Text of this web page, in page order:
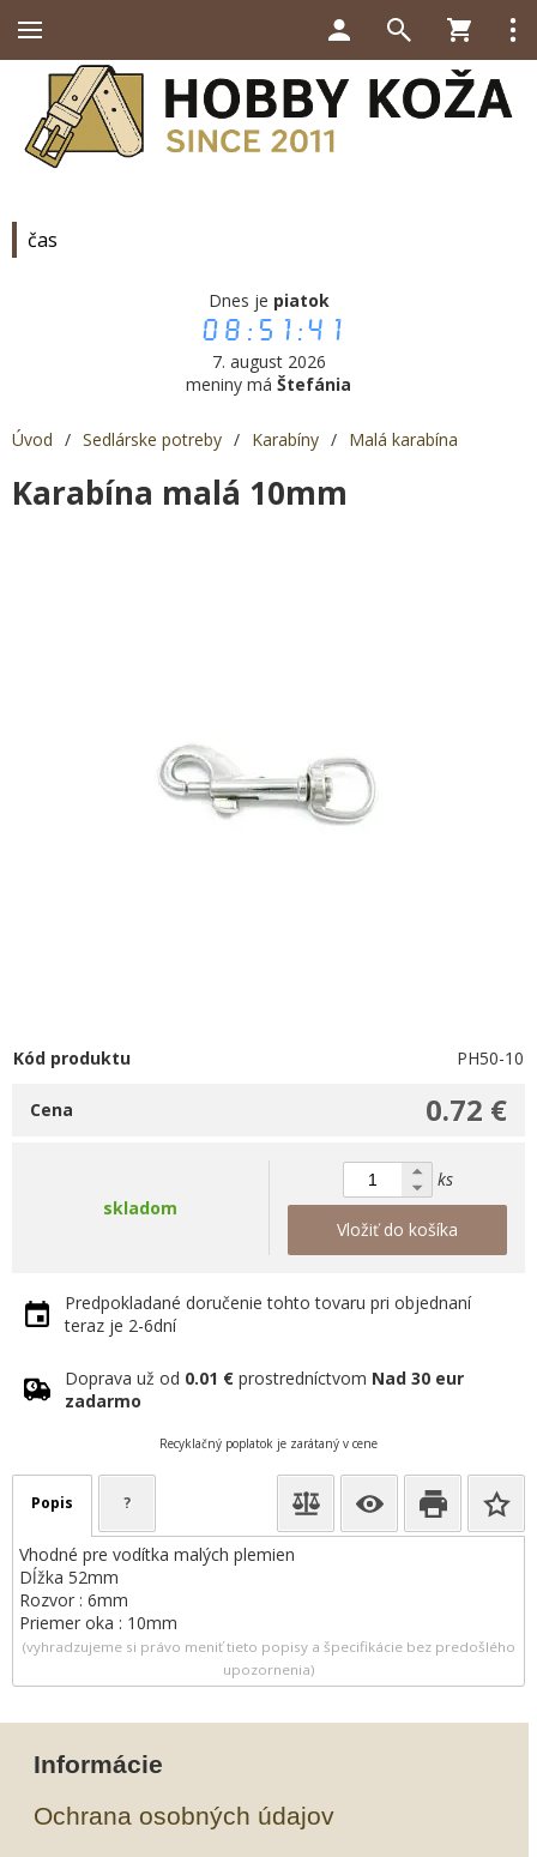
čas
Dnes je piatok
08:51:41
7. august 2026
meniny má Štefánia
Úvod / Sedlárske potreby / Karabíny / Malá karabína
Karabína malá 10mm
Kód produktu PH50-10
0.72 €
Cena
skladom
ks
Vložiť do košíka
Predpokladané doručenie tohto tovaru pri objednaní
teraz je 2-6dní
Doprava už od 0.01 € prostredníctvom Nad 30 eur
zadarmo
Recyklačný poplatok je zarátaný v cene
Popis ?
Vhodné pre vodítka malých plemien
Dĺžka 52mm
Rozvor : 6mm
Priemer oka : 10mm
(vyhradzujeme si právo meniť tieto popisy a špecifikácie bez predošlého
upozornenia)
Informácie
Ochrana osobných údajov